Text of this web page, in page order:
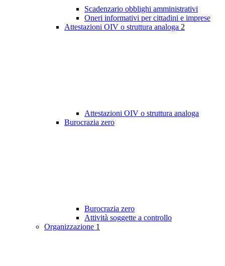
Scadenzario obblighi amministrativi
Oneri informativi per cittadini e imprese
Attestazioni OIV o struttura analoga 2
Attestazioni OIV o struttura analoga
Burocrazia zero
Burocrazia zero
Attività soggette a controllo
Organizzazione 1